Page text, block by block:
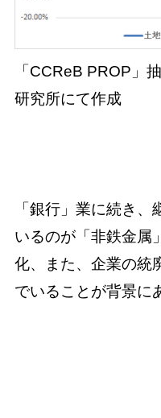
「CCReB PROP」
研究所にて作成
「銀行」業に続き
いるのが「非鉄金属
化、また、企業の統
でいることが背景に